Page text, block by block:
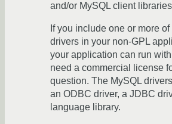
and/or MySQL client
If you include one or more
drivers in your non-GPL
your application can run
need a commercial license
question. The MySQL
an ODBC driver, a JDBC
language library.